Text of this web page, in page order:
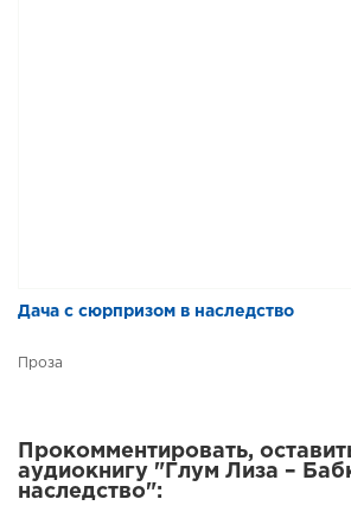
Дача с сюрпризом в наследство
Проза
Прокомментировать,
аудиокнигу "Глум Лиза –
наследство":